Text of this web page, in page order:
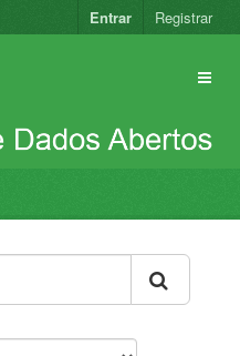
Entrar Registrar